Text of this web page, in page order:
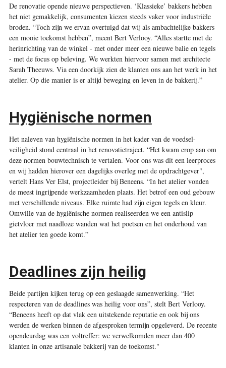
De renovatie opende nieuwe perspectieven. ‘Klassieke’ bakkers hebben
het niet gemakkelijk, consumenten kiezen steeds vaker voor industriële
broden. “Toch zijn we ervan overtuigd dat wij als ambachtelijke bakkers
een mooie toekomst hebben”, meent Bert Verlooy. “Alles startte met de
herinrichting van de winkel - met onder meer een nieuwe balie en tegels
- met de focus op beleving. We werkten hiervoor samen met architecte
Sarah Theeuws. Via een doorkijk zien de klanten ons aan het werk in het
atelier. Op die manier is er altijd beweging en leven in de bakkerij.”
Hygiënische normen
Het naleven van hygiënische normen in het kader van de voedsel­
veiligheid stond centraal in het renovatietraject. “Het kwam erop aan om
deze normen bouwtechnisch te vertalen. Voor ons was dit een leerproces
en wij hadden hierover een dagelijks overleg met de opdrachtgever",
vertelt Hans Ver Elst, projectleider bij Beneens. “In het atelier vonden
de meest ingrijpende werkzaamheden plaats. Het betrof een oud gebouw
met verschillende niveaus. Elke ruimte had zijn eigen tegels en kleur.
Omwille van de hygiënische normen realiseerden we een antislip
gietvloer met naadloze wanden wat het poetsen en het onderhoud van
het atelier ten goede komt.”
Deadlines zijn heilig
Beide partijen kijken terug op een geslaagde samenwerking. “Het
respecteren van de deadlines was heilig voor ons”, stelt Bert Verlooy.
“Beneens heeft op dat vlak een uitstekende reputatie en ook bij ons
werden de werken binnen de afgesproken termijn opgeleverd. De recente
opendeurdag was een voltreffer: we verwelkomden meer dan 400
klanten in onze artisanale bakkerij van de toekomst."